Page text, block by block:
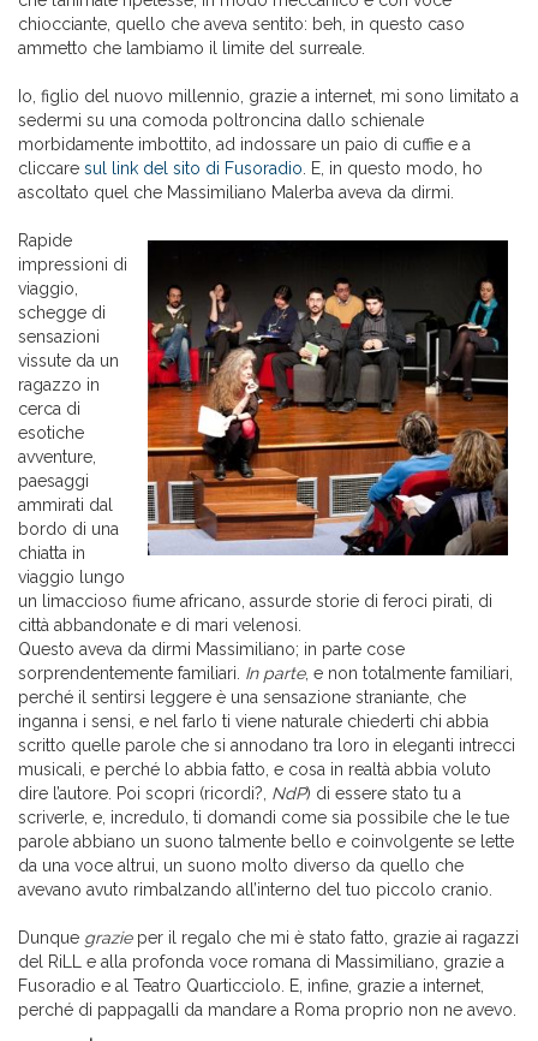
chiocciante, quello che aveva sentito: beh, in questo caso
ammetto che lambiamo il limite del surreale.
Io, figlio del nuovo millennio, grazie a internet, mi sono limitato a
sedermi su una comoda poltroncina dallo schienale
morbidamente imbottito, ad indossare un paio di cuffie e a
cliccare sul link del sito di Fusoradio . E, in questo modo, ho
ascoltato quel che Massimiliano Malerba aveva da dirmi.
Rapide
impressioni di
viaggio,
schegge di
sensazioni
vissute da un
ragazzo in
cerca di
esotiche
avventure,
paesaggi
ammirati dal
bordo di una
chiatta in
viaggio lungo
un limaccioso fiume africano, assurde storie di feroci pirati, di
città abbandonate e di mari velenosi.
Questo aveva da dirmi Massimiliano; in parte cose
sorprendentemente familiari. In parte, e non totalmente familiari,
perché il sentirsi leggere è una sensazione straniante, che
inganna i sensi, e nel farlo ti viene naturale chiederti chi abbia
scritto quelle parole che si annodano tra loro in eleganti intrecci
musicali, e perché lo abbia fatto, e cosa in realtà abbia voluto
dire l’autore. Poi scopri (ricordi?, NdP) di essere stato tu a
scriverle, e, incredulo, ti domandi come sia possibile che le tue
parole abbiano un suono talmente bello e coinvolgente se lette
da una voce altrui, un suono molto diverso da quello che
avevano avuto rimbalzando all’interno del tuo piccolo cranio.
Dunque grazieper il regalo che mi è stato fatto, grazie ai ragazzi
del RiLL e alla profonda voce romana di Massimiliano, grazie a
Fusoradio e al Teatro Quarticciolo. E, infine, grazie a internet,
perché di pappagalli da mandare a Roma proprio non ne avevo.